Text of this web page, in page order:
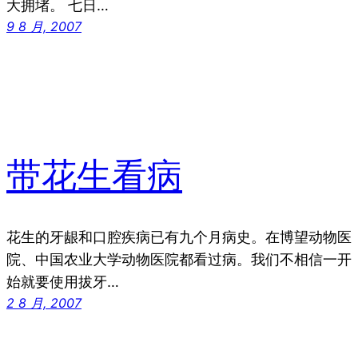
大拥堵。 七日…
9 8 月, 2007
带花生看病
花生的牙龈和口腔疾病已有九个月病史。在博望动物医
院、中国农业大学动物医院都看过病。我们不相信一开
始就要使用拔牙…
2 8 月, 2007